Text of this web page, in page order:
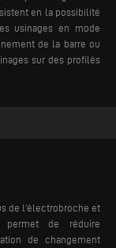
en la possibilité
usinages en mode
de la barre ou
sur des profilés
de l’électrobroche et
de réduire
de changement